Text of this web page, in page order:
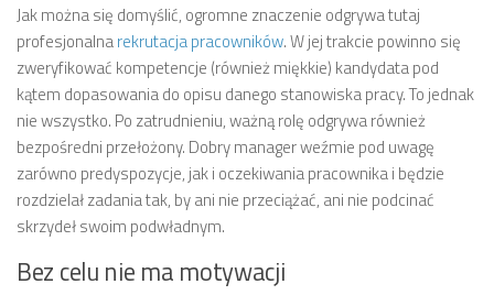
Jak można się domyślić, ogromne znaczenie odgrywa tutaj
profesjonalnarekrutacja pracowników. W jej trakcie powinno się
zweryfikować kompetencje (również miękkie) kandydata pod
kątem dopasowania do opisu danego stanowiska pracy. To jednak
nie wszystko. Po zatrudnieniu, ważną rolę odgrywa również
bezpośredni przełożony. Dobry manager weźmie pod uwagę
zarówno predyspozycje, jak i oczekiwania pracownika i będzie
rozdzielał zadania tak, by ani nie przeciążać, ani nie podcinać
skrzydeł swoim podwładnym.
Bez celu nie ma motywacji